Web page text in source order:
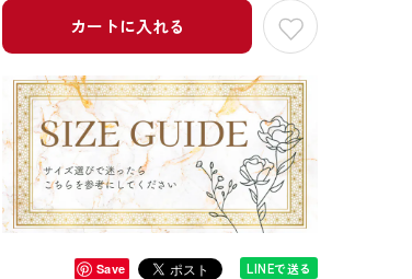
カートに入れる
Save
LINEで送る